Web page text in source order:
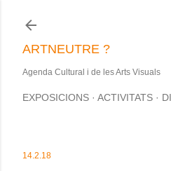
ARTNEUTRE ?
Agenda Cultural i de les Arts Visuals
EXPOSICIONS ACTIVITATS
14.2.18